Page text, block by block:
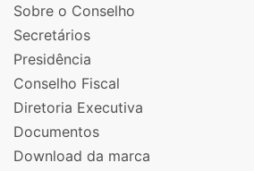
Sobre o Conselho
Secretários
Presidência
Conselho Fiscal
Diretoria Executiva
Documentos
Download da marca